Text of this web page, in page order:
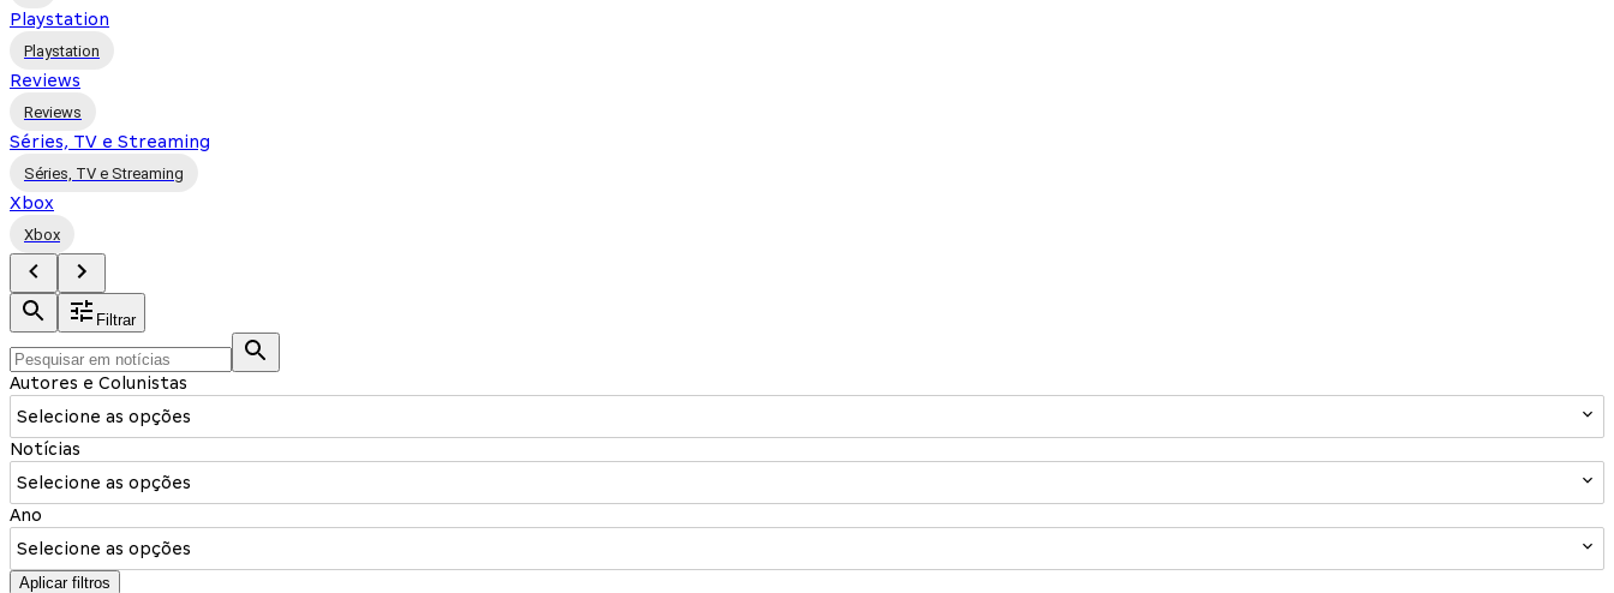
Playstation
Playstation
Reviews
Reviews
Séries, TV e Streaming
Séries, TV e Streaming
Xbox
Xbox
Filtrar
Autores e Colunistas
Selecione as opções
Notícias
Selecione as opções
Ano
Selecione as opções
Aplicar filtros